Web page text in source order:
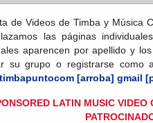
de Videos de Timba y Música
las páginas
aparencen por apellido y
su grupo o registrarse como
timbapuntocom [arroba] gmail
LATIN MUSIC